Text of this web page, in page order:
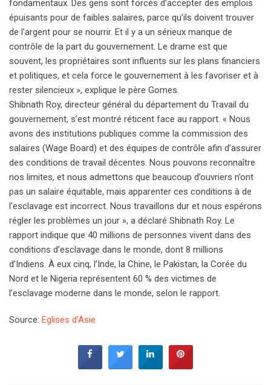
fondamentaux. Des gens sont forcés d’accepter des emplois
épuisants pour de faibles salaires, parce qu’ils doivent trouver
de l’argent pour se nourrir. Et il y a un sérieux manque de
contrôle de la part du gouvernement. Le drame est que
souvent, les propriétaires sont influents sur les plans financiers
et politiques, et cela force le gouvernement à les favoriser et à
rester silencieux », explique le père Gomes.
Shibnath Roy, directeur général du département du Travail du
gouvernement, s’est montré réticent face au rapport. « Nous
avons des institutions publiques comme la commission des
salaires (Wage Board) et des équipes de contrôle afin d’assurer
des conditions de travail décentes. Nous pouvons reconnaître
nos limites, et nous admettons que beaucoup d’ouvriers n’ont
pas un salaire équitable, mais apparenter ces conditions à de
l’esclavage est incorrect. Nous travaillons dur et nous espérons
régler les problèmes un jour », a déclaré Shibnath Roy. Le
rapport indique que 40 millions de personnes vivent dans des
conditions d’esclavage dans le monde, dont 8 millions
d’Indiens. À eux cinq, l’Inde, la Chine, le Pakistan, la Corée du
Nord et le Nigeria représentent 60 % des victimes de
l’esclavage moderne dans le monde, selon le rapport.
Source: Eglises d’Asie